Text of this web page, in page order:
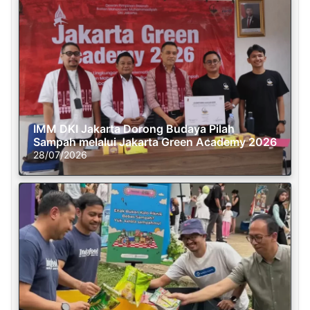
IMM DKI Jakarta Dorong Budaya Pilah
Sampah melalui Jakarta Green Academy 2026
28/07/2026